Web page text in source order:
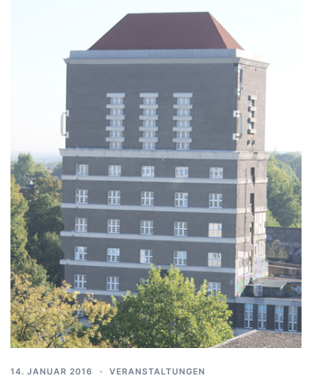
14. JANUAR 2016 VERANSTALTUNGEN